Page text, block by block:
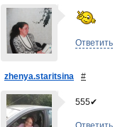
Ответить
zhenya.staritsina #
555✔